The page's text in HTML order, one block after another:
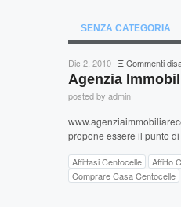
SENZA CATEGORIA
Dic 2, 2010 ΞCommenti
Agenzia
posted by admin
propone essere il punto
Affittasi Centocelle Affitto
Comprare Casa Centocelle